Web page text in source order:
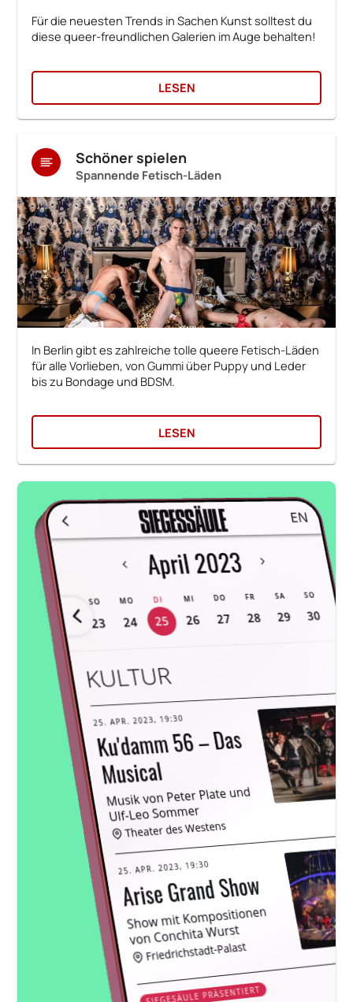
Für die neuesten Trends in Sachen Kunst solltest du
diese queer-freundlichen Galerien im Auge behalten!
LESEN
Schöner spielen
Spannende Fetisch-Läden
In Berlin gibt es zahlreiche tolle queere Fetisch-Läden
für alle Vorlieben, von Gummi über Puppy und Leder
bis zu Bondage und BDSM.
LESEN